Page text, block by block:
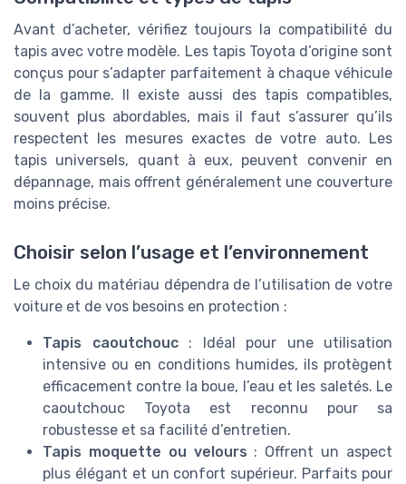
Avant d’acheter, vérifiez toujours la compatibilité du
tapis avec votre modèle. Les tapis Toyota d’origine sont
conçus pour s’adapter parfaitement à chaque véhicule
de la gamme. Il existe aussi des tapis compatibles,
souvent plus abordables, mais il faut s’assurer qu’ils
respectent les mesures exactes de votre auto. Les
tapis universels, quant à eux, peuvent convenir en
dépannage, mais offrent généralement une couverture
moins précise.
Choisir selon l’usage et l’environnement
Le choix du matériau dépendra de l’utilisation de votre
voiture et de vos besoins en protection :
Tapis caoutchouc: Idéal pour une utilisation
intensive ou en conditions humides, ils protègent
efficacement contre la boue, l’eau et les saletés. Le
caoutchouc Toyota est reconnu pour sa
robustesse et sa facilité d’entretien.
Tapis moquette ou velours : Offrent un aspect
plus élégant et un confort supérieur. Parfaits pour